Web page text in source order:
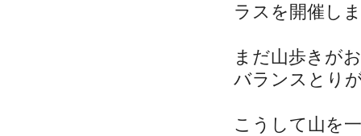
ラスを開催し
まだ山歩きが
バランスとり
こうして山を